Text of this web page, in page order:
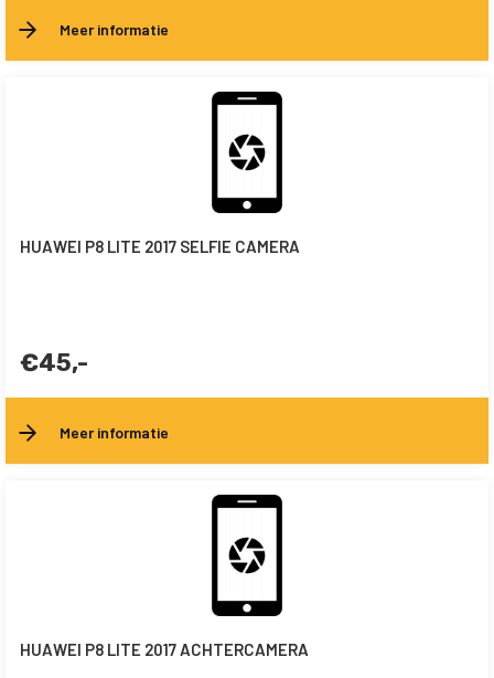
Meer informatie
HUAWEI P8 LITE 2017 SELFIE CAMERA
€45,-
Meer informatie
HUAWEI P8 LITE 2017 ACHTERCAMERA